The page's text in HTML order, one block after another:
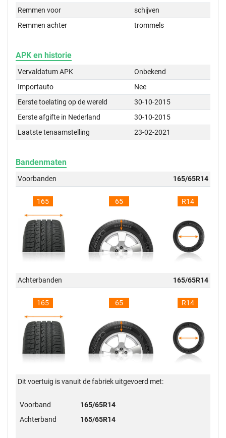
Remmen voor
schijven
Remmen achter
trommels
APK en historie
Vervaldatum APK
Onbekend
Importauto
Nee
Eerste toelating op de wereld
30-10-2015
Eerste afgifte in Nederland
30-10-2015
Laatste tenaamstelling
23-02-2021
Bandenmaten
Voorbanden 165/65R14
165 65 R14
Achterbanden 165/65R14
165 65 R14
Dit voertuig is vanuit de fabriek uitgevoerd met:
Voorband
165/65R14
Achterband
165/65R14